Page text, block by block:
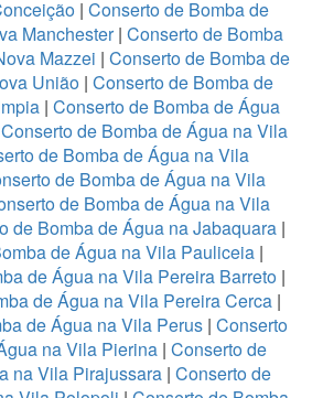
| Conserto de Bomba de
Manchester| Conserto de Bomba
Mazzei | Conserto de Bomba de
União| Conserto de Bomba de
| Conserto de Bomba de Água
Conserto de Bomba de Água na Vila
de Bomba de Água na Vila
de Bomba de Água na Vila
de Bomba de Água na Vila
de Bomba de Água na Jabaquara |
de Água na Vila Pauliceia|
de Água na Vila Pereira Barreto |
de Água na Vila Pereira Cerca|
de Água na Vila Perus| Conserto
na Vila Pierina| Conserto de
na Vila Pirajussara| Conserto de